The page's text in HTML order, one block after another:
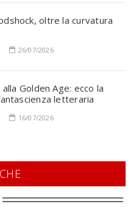
oltre la curvatura
26/07/2026
alla Golden Age: ecco la
letteraria
16/07/2026